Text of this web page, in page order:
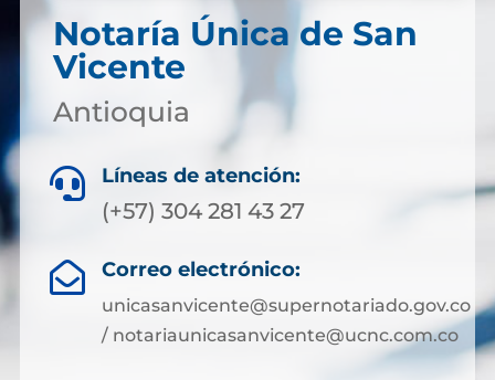
Notaría Única de San
Vicente
Antioquia
 Líneas de atención:
(+57) 304 281 43 27
 Correo electrónico:
unicasanvicente@supernotariado.gov.co
/ notariaunicasanvicente@ucnc.com.co